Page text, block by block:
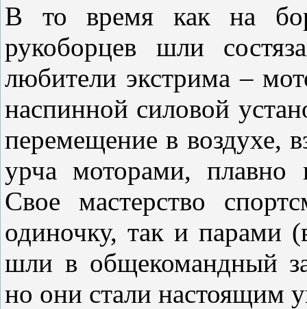
В то время как на
рукоборцев шли
любители экстрима –
наспинной силовой
перемещение в воздухе,
урча моторами, плавно
Свое мастерство
одиночку, так и парами
шли в общекомандный
но они стали настоящим